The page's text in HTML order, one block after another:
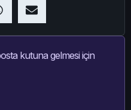
kutuna gelmesi için